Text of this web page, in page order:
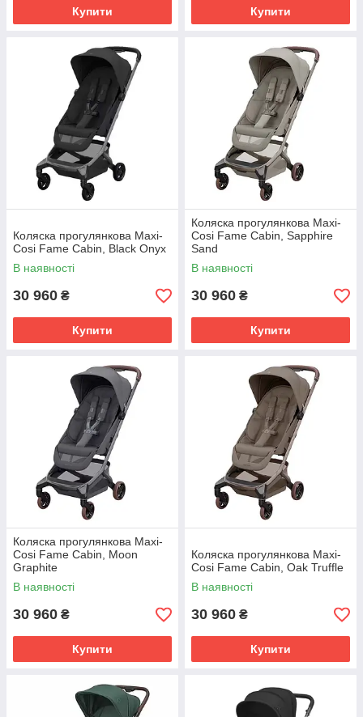
Купити Купити
Коляска прогулянкова Maxi-
Cosi Fame Cabin, Black Onyx
В наявності
30 960 ₴
Купити
Коляска прогулянкова Maxi-
Cosi Fame Cabin, Sapphire
Sand
В наявності
30 960 ₴
Купити
Коляска прогулянкова Maxi-
Cosi Fame Cabin, Moon
Graphite
В наявності
30 960 ₴
Купити
Коляска прогулянкова Maxi-
Cosi Fame Cabin, Oak Truffle
В наявності
30 960 ₴
Купити